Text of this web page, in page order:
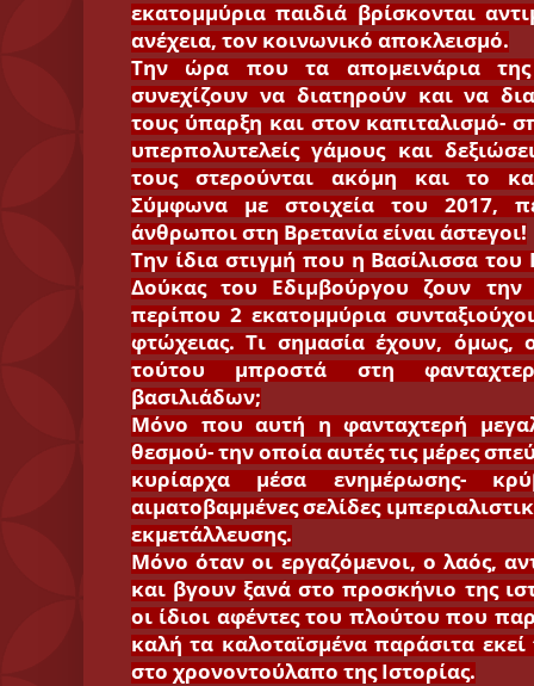
εκατομμύρια παιδιά βρίσκονται
ανέχεια, τον κοινωνικό αποκλεισμό.
Την ώρα που τα απομεινάρια
συνεχίζουν να διατηρούν και να
τους ύπαρξη και στον καπιταλισμό-
υπερπολυτελείς γάμους και
τους στερούνται ακόμη και το
Σύμφωνα με στοιχεία του 2017,
άνθρωποι στη Βρετανία είναι άστεγοι!
Την ίδια στιγμή που η Βασίλισσα
Δούκας του Εδιμβούργου ζουν
περίπου 2 εκατομμύρια
φτώχειας. Τι σημασία έχουν, όμως,
τούτου μπροστά στη
βασιλιάδων;
Μόνο που αυτή η φανταχτερή
θεσμού- την οποία αυτές τις μέρες
κυρίαρχα μέσα ενημέρωσης-
αιματοβαμμένες σελίδες
εκμετάλλευσης.
Μόνο όταν οι εργαζόμενοι, ο λαός,
και βγουν ξανά στο προσκήνιο της
οι ίδιοι αφέντες του πλούτου που
καλή τα καλοταϊσμένα παράσιτα
στο χρονοντούλαπο της Ιστορίας.